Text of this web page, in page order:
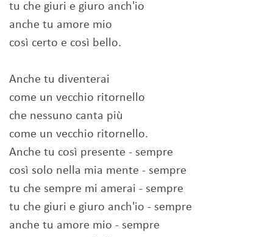
tu che giuri e giuro anch'io
anche tu amore mio
così certo e così bello.
Anche tu diventerai
come un vecchio ritornello
che nessuno canta più
come un vecchio ritornello.
Anche tu così presente - sempre
così solo nella mia mente - sempre
tu che sempre mi amerai - sempre
tu che giuri e giuro anch'io - sempre
anche tu amore mio - sempre